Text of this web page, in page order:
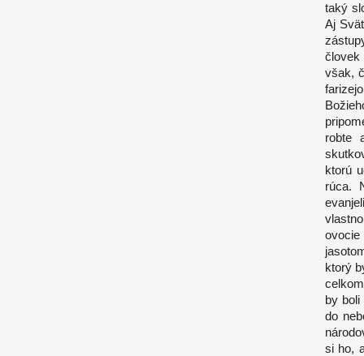
taký
Aj
človek
však,
robte
ktorú
rúca.
ktorý
by boli
do
si ho,